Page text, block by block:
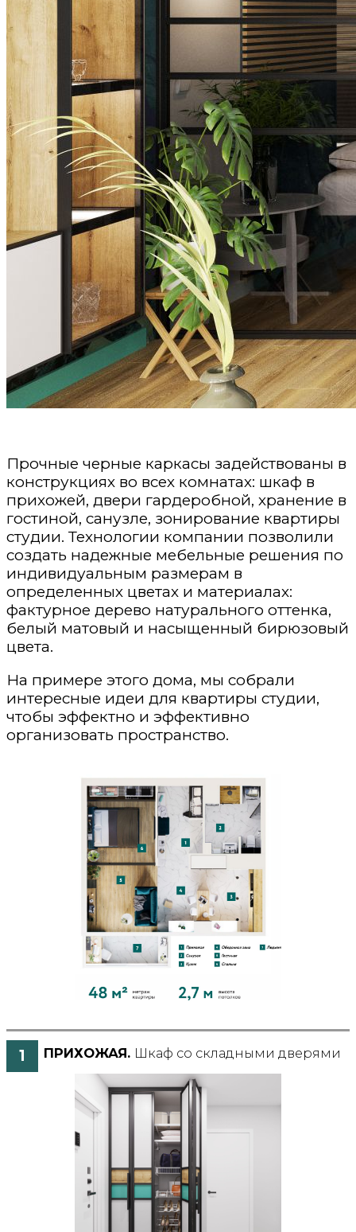
Прочные черные каркасы задействованы в
конструкциях во всех комнатах: шкаф в
прихожей, двери гардеробной, хранение в
гостиной, санузле, зонирование квартиры
студии. Технологии компании позволили
создать надежные мебельные решения по
индивидуальным размерам в
определенных цветах и материалах:
фактурное дерево натурального оттенка,
белый матовый и насыщенный бирюзовый
цвета.
На примере этого дома, мы собрали
интересные идеи для квартиры студии,
чтобы эффектно и эффективно
организовать пространство.
1 ПРИХОЖАЯ. Шкаф со складными дверями